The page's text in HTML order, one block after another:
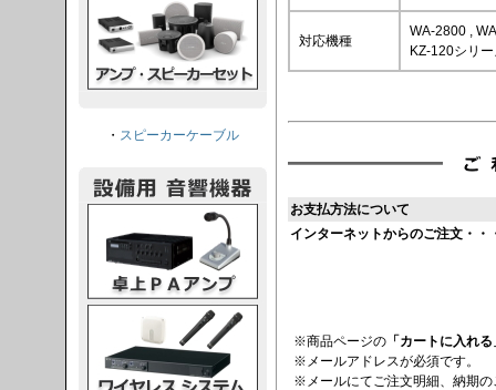
対応機種
WA-2800 ,
KZ-120シリ
お支払方法について
インターネットからのご注文・・
※商品ページの 「カートに入れる
※メールアドレスが必須です。
※メールにてご注文明細、納期
・ スピーカーケーブル